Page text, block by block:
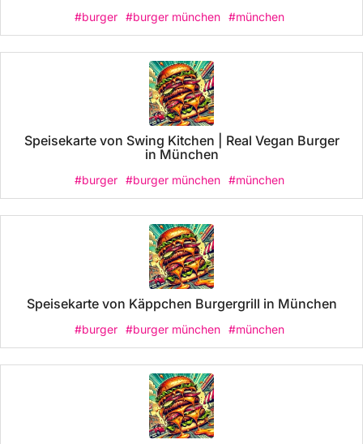
#burger #burger münchen #münchen
Speisekarte von Swing Kitchen | Real Vegan Burger
in München
#burger #burger münchen #münchen
Speisekarte von Käppchen Burgergrill in München
#burger #burger münchen #münchen